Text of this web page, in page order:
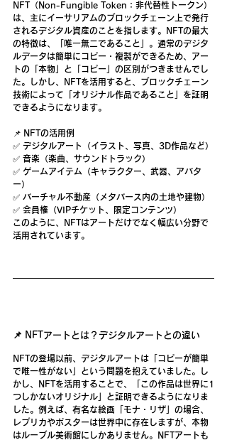
NFT（Non-Fungible Token ：非代替性トークン）
は、主にイーサリアムのブロックチェーン上で発行
されるデジタル資産のことを指します。NFTの最大
の特徴は、
「唯一無二であること」 。通常のデジタ
ルデータは簡単にコピー・複製ができるため、アー
トの「本物」と「コピー」の区別がつきませんでし
た。しかし、NFTを活用すると、ブロックチェーン
技術によって「オリジナル作品であること」を証明
できるようになります。
📌 NFTの活用例
✅ デジタルアート（イラスト、写真、3D作品など）
✅ 音楽（楽曲、サウンドトラック）
✅ ゲームアイテム（キャラクター、武器、アバタ
ー）
✅ バーチャル不動産（メタバース内の土地や建物）
✅ 会員権（VIPチケット、限定コンテンツ）
このように、NFTはアートだけでなく 幅広い分野で
活用 されています。
📌 NFTアートとは？デジタルアートとの違い
NFTの登場以前、デジタルアートは「コピーが簡単
で唯一性がない」という問題を抱えていました。し
かし、NFTを活用することで、「この作品は世界に1
つしかないオリジナル」と証明できるようになりま
した。例えば、有名な絵画「モナ・リザ」の場合、
レプリカやポスターは世界中に存在しますが、 本物
はルーブル美術館にしかありません。NFTアートも